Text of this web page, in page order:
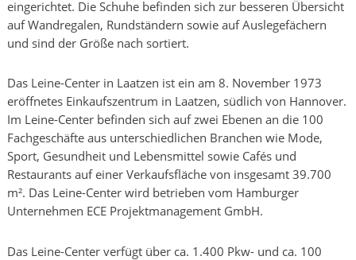
eingerichtet. Die Schuhe befinden sich zur besseren Übersicht
auf Wandregalen, Rundständern sowie auf Auslegefächern
und sind der Größe nach sortiert.
Das Leine-Center in Laatzen ist ein am 8. November 1973
eröffnetes Einkaufszentrum in Laatzen, südlich von Hannover.
Im Leine-Center befinden sich auf zwei Ebenen an die 100
Fachgeschäfte aus unterschiedlichen Branchen wie Mode,
Sport, Gesundheit und Lebensmittel sowie Cafés und
Restaurants auf einer Verkaufsfläche von insgesamt 39.700
m². Das Leine-Center wird betrieben vom Hamburger
Unternehmen ECE Projektmanagement GmbH.
Das Leine-Center verfügt über ca. 1.400 Pkw- und ca. 100